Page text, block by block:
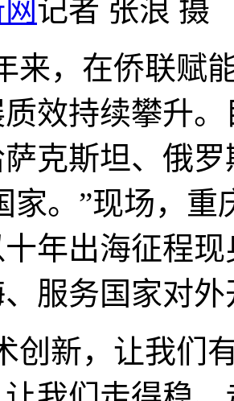
记者 张浪 摄
，在侨联赋能
效持续攀升
克斯坦、俄
家。”现场，
年出海征程
服务国家对
新，让我们有